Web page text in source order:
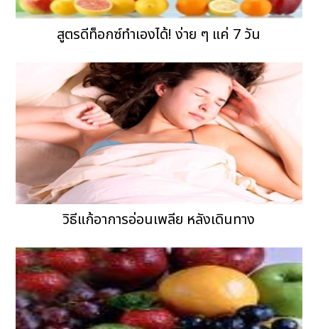
สูตรดีท็อกซ์ทำเองได้! ง่าย ๆ แค่ 7 วัน
วิธีแก้อาการอ่อนเพลีย หลังเดินทาง